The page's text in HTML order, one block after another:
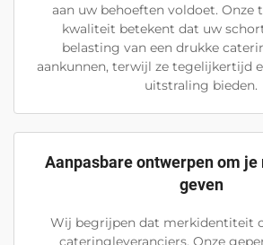
aan uw behoeften voldoet. Onze
kwaliteit betekent dat uw
belasting van een drukke
aankunnen, terwijl ze tegelijkertijd
uitstraling bieden.
Aanpasbare ontwerpen om
geven
Wij begrijpen dat merkidentiteit
cateringleveranciers. Onze